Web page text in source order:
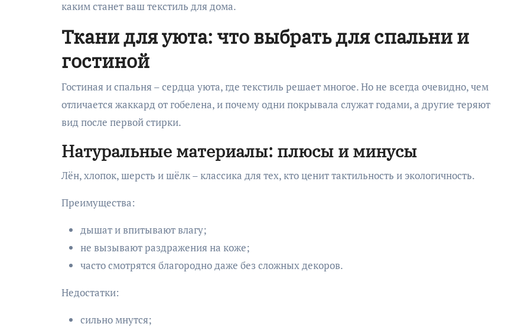
каким станет ваш текстиль для дома.
Ткани для уюта: что выбрать для спальни и
гостиной
Гостиная и спальня – сердца уюта, где текстиль решает многое. Но не всегда очевидно, чем
отличается жаккард от гобелена, и почему одни покрывала служат годами, а другие теряют
вид после первой стирки.
Натуральные материалы: плюсы и минусы
Лён, хлопок, шерсть и шёлк – классика для тех, кто ценит тактильность и экологичность.
Преимущества:
дышат и впитывают влагу;
не вызывают раздражения на коже;
часто смотрятся благородно даже без сложных декоров.
Недостатки:
сильно мнутся;